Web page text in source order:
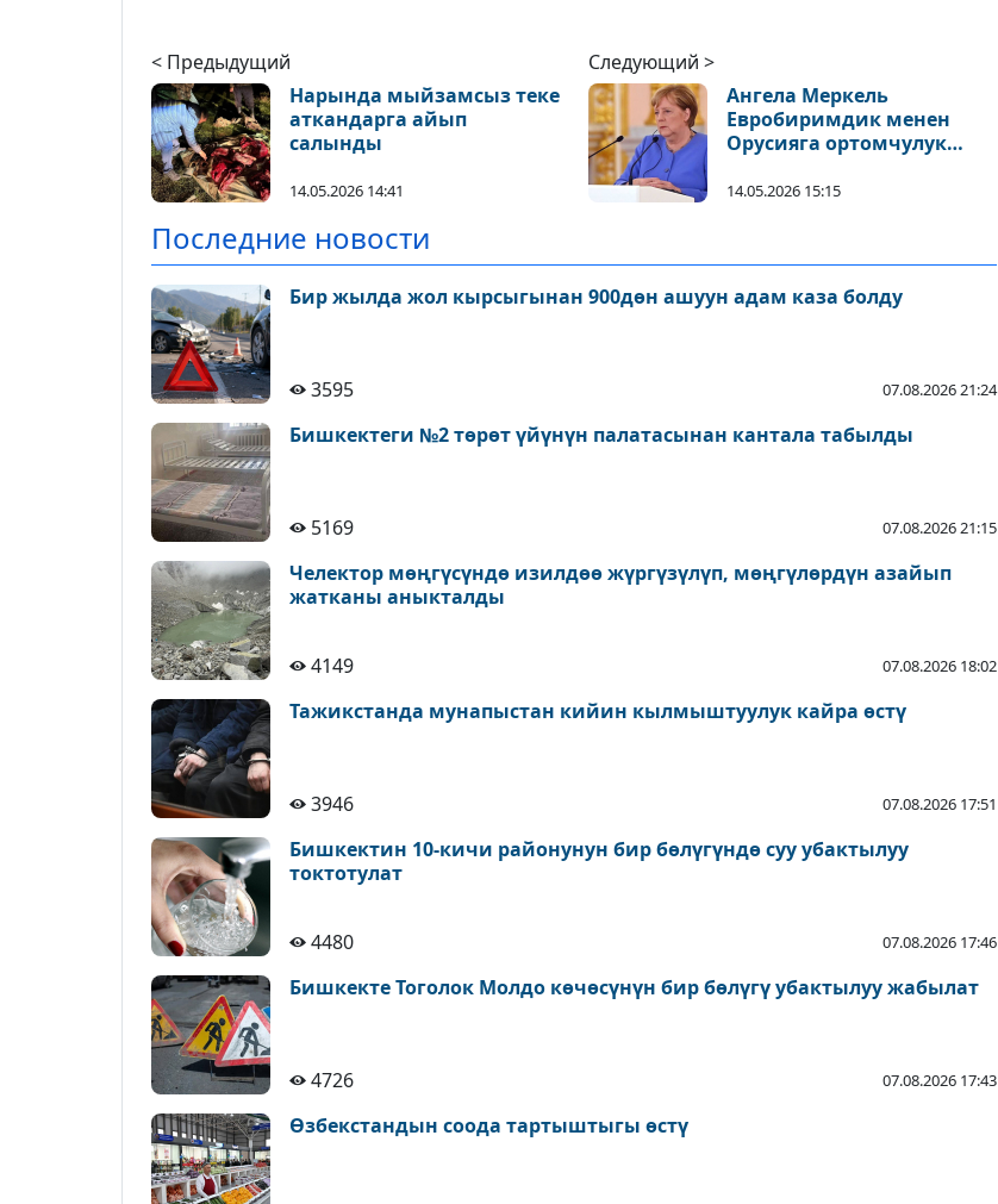
< Предыдущий
Нарында мыйзамсыз теке
аткандарга айып
салынды
14.05.2026 14:41
Следующий >
Ангела Меркель
Евробиримдик менен
Орусияга ортомчулук
14.05.2026 15:15
Последние новости
Бир жылда жол кырсыгынан 900дөн ашуун адам каза болду
3595 07.08.2026 21:24
Бишкектеги №2 төрөт үйүнүн палатасынан кантала табылды
5169 07.08.2026 21:15
Челектор мөңгүсүндө изилдөө жүргүзүлүп, мөңгүлөрдүн азайып
жатканы аныкталды
4149 07.08.2026 18:02
Тажикстанда мунапыстан кийин кылмыштуулук кайра өстү
3946 07.08.2026 17:51
Бишкектин 10-кичи районунун бир бөлүгүндө суу убактылуу
токтотулат
4480 07.08.2026 17:46
Бишкекте Тоголок Молдо көчөсүнүн бир бөлүгү убактылуу жабылат
4726 07.08.2026 17:43
Өзбекстандын соода тартыштыгы өстү